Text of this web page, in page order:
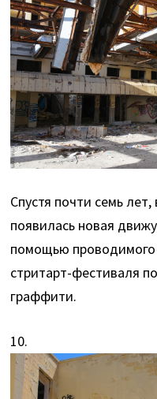
Спустя почти семь
появилась новая
помощью проводимого
стритарт-фестиваля
граффити.
10.